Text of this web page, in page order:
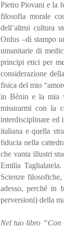
Pietro Piovani e la
filosofia morale
dell’altrui cultura
Onlus –di stampo
umanitarie di
principi etici per
considerazione
fisica del mio
in Bénin e la mia
misurarmi con la
interdisciplinare ed
italiana e quella
fiducia nella
che vanta illustri
Emilia
Scienze
adesso, perché in
perversioni) della
Nel tuo libro “Con